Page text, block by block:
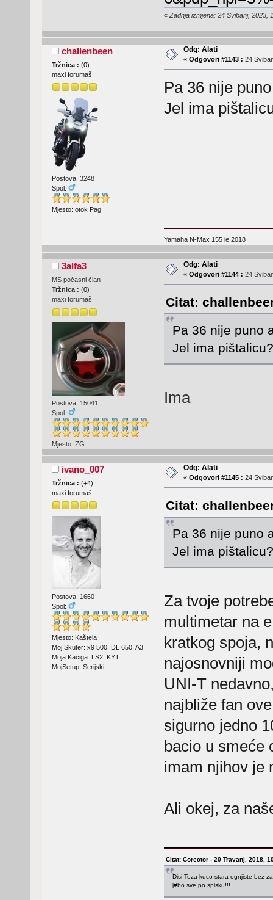
« Zadnja izmjena: 24 Svibanj, 2023,
challenbeen
Tržnica : (0)
maxi forumaš
Postova: 3248
Spol:
Mjesto: otok Pag
Odg: Alati
« Odgovori #1143 : 24
Pa 36 nije
Jel ima
Yamaha N-Max 155 ie 2018
3alfa3
MS počasni član
Tržnica : (0)
maxi forumaš
Postova: 15041
Spol:
Mjesto: ZG
Odg: Alati
« Odgovori #1144 : 24
Citat:
Pa 36 nije puno
Jel ima pištalicu?
Ima
ivano_007
Tržnica : (+4)
maxi forumaš
Postova: 1660
Spol:
Mjesto: Kaštela
Moj Skuter: x9 500, DL 650, A3
Moja Kaciga: LS2, KYT
MojSetup: Serijski
Odg: Alati
« Odgovori #1145 : 24
Citat:
Pa 36 nije puno
Jel ima pištalicu?
Za tvoje
multimetar na
kratkog spoja,
najosnovniji
UNI-T
najbliže fan
sigurno jedno
bacio u smeće
imam njihov je
Ali okej, za
Citat: Corector - 20 Travanj, 2018,
Disi Toza kuco stara ognjiste bez
j#bo sve po spisku!!!